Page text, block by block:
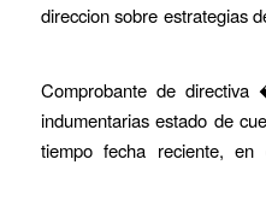
direccion sobre estrategias
? Comprobante de
indumentarias estado de
tiempo fecha reciente, en